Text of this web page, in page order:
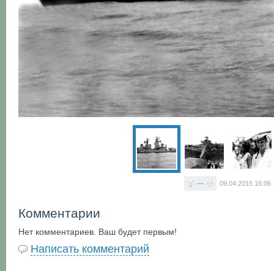
— 09.04.2015 16:06
Комментарии
Нет комментариев. Ваш будет первым!
Написать комментарий